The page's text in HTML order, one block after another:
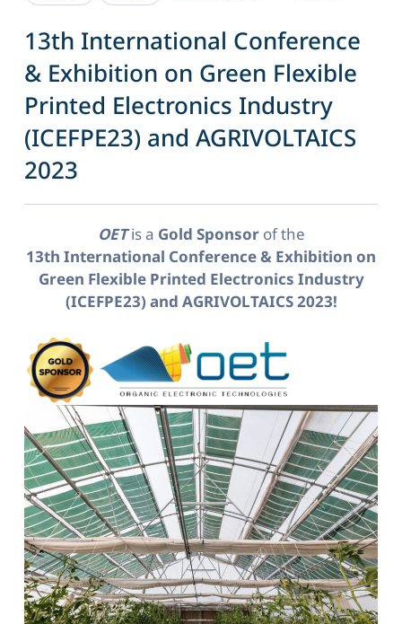
13th International Conference
& Exhibition on Green Flexible
Printed Electronics Industry
(ICEFPE23) and AGRIVOLTAICS
2023
OETis a Gold Sponsor of the
13th International Conference & Exhibition on
Green Flexible Printed Electronics Industry
(ICEFPE23) and AGRIVOLTAICS 2023!